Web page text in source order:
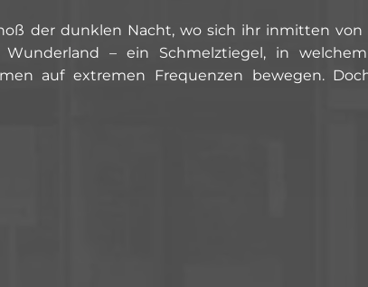
der dunklen Nacht, wo sich ihr inmitten von
– ein Schmelztiegel, in
auf extremen Frequenzen bewegen.